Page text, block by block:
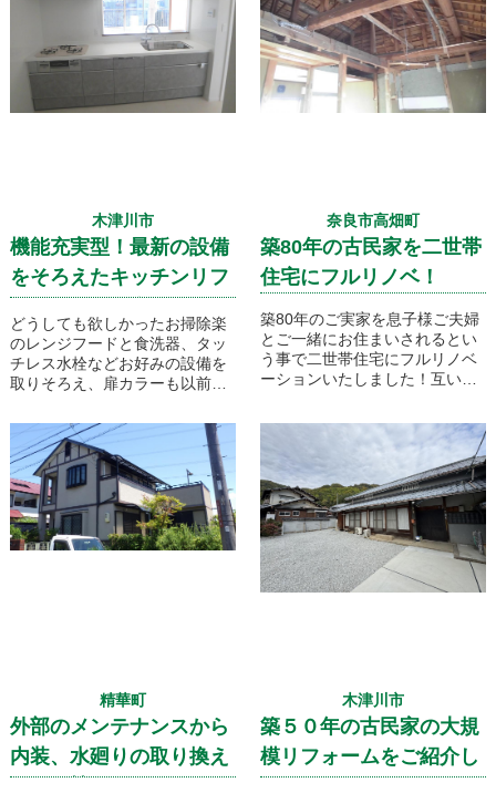
キッチンが実現いたしました！
た！
木津川市
機能充実型！最新の設備
をそろえたキッチンリフ
どうしても欲しかったお掃除楽
のレンジフードと食洗器、タッ
チレス水栓などお好みの設備を
取りそろえ、扉カラーも以前か
入れて夢のかなったキッチンリ
フォームのご紹介です！
奈良市高畑町
築80年の古民家を二世帯
住宅にフルリノベ！
築80年のご実家を息子様ご夫婦
とご一緒にお住まいされるとい
う事で二世帯住宅にフルリノベ
ーションいたしました！互いの
ストレスなく生活のできる計画
とさせて頂きました。主に上下
階でお住まいを分ける形での計
画ですが生活動線の関係からご
夫婦のキッチンは一階に設ける
形といたしました！
精華町
外部のメンテナンスから
内装、水廻りの取り換え
木津川市
築５０年の古民家の大規
模リフォームをご紹介し